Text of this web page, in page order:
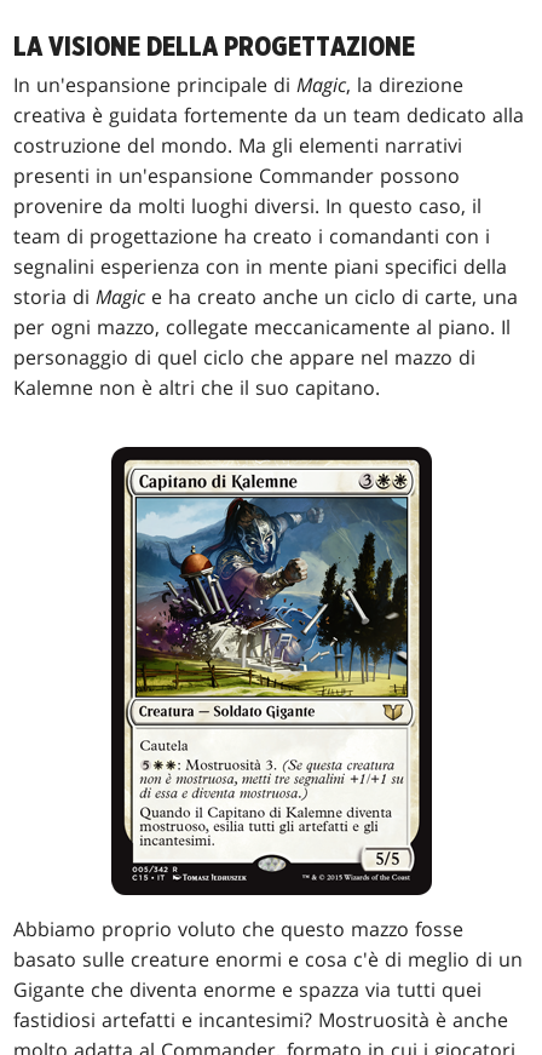
LA VISIONE DELLA PROGETTAZIONE
In un'espansione principale diMagic, la direzione
creativa è guidata fortemente da un team dedicato alla
costruzione del mondo. Ma gli elementi narrativi
presenti in un'espansione Commander possono
provenire da molti luoghi diversi. In questo caso, il
team di progettazione ha creato i comandanti con i
segnalini esperienza con in mente piani specifici della
storia diMagic e ha creato anche un ciclo di carte, una
per ogni mazzo, collegate meccanicamente al piano. Il
personaggio di quel ciclo che appare nel mazzo di
Kalemne non è altri che il suo capitano.
Abbiamo proprio voluto che questo mazzo fosse
basato sulle creature enormi e cosa c'è di meglio di un
Gigante che diventa enorme e spazza via tutti quei
fastidiosi artefatti e incantesimi? Mostruosità è anche